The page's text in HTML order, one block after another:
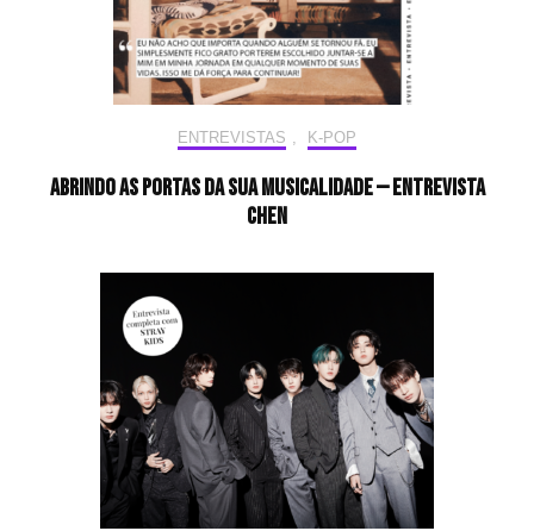
ENTREVISTAS , K-POP
Abrindo as portas da sua musicalidade — Entrevista
CHEN